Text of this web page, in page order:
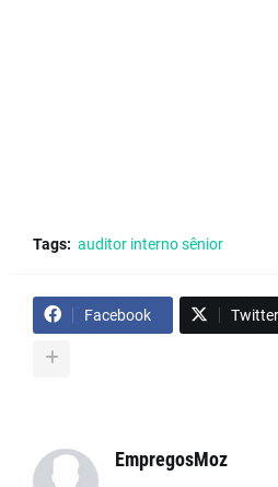
Tags: auditor interno sênior
Facebook Twitter
EmpregosMoz